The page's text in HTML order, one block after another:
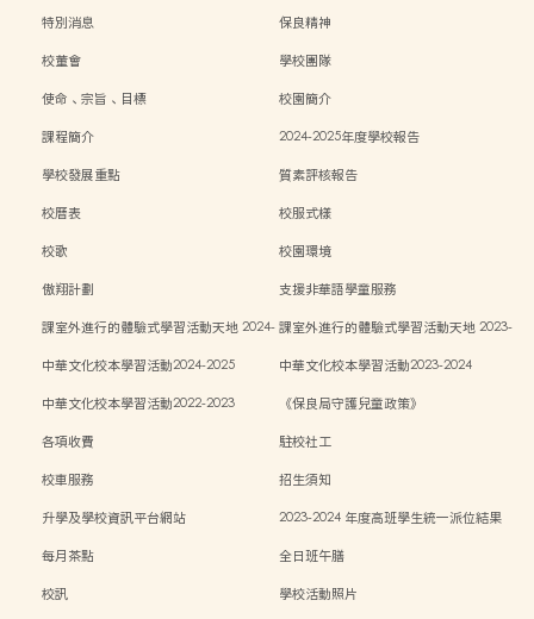
特別消息
保良精神
校董會
學校團隊
使命、宗旨、目標
校園簡介
課程簡介
2024-2025年度學校報告
學校發展重點
質素評核報告
校曆表
校服式樣
校歌
校園環境
傲翔計劃
支援非華語學童服務
課室外進行的體驗式學習活動天地 2024-課室外進行的體驗式學習活動天地 2023-
中華文化校本學習活動2024-2025
中華文化校本學習活動2023-2024
中華文化校本學習活動2022-2023
《保良局守護兒童政策》
各項收費
駐校社工
校車服務
招生須知
升學及學校資訊平台網站
2023-2024 年度高班學生統一派位結果
每月茶點
全日班午膳
校訊
學校活動照片